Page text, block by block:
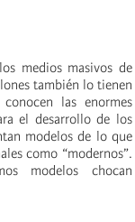
medios masivos de
también lo tienen
las enormes
el desarrollo de los
modelos de lo que
como “modernos”.
modelos chocan